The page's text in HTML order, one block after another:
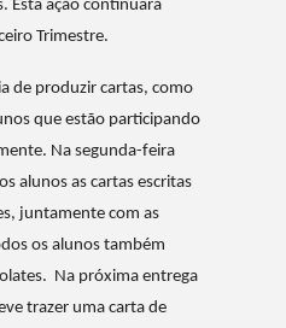
Esta ação continuará
Trimestre.
de produzir cartas, como
que estão participando
Na segunda-feira
alunos as cartas escritas
juntamente com as
os alunos também
Na próxima entrega
trazer uma carta de